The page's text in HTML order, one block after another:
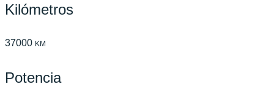
Kilómetros
37000 KM
Potencia